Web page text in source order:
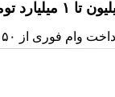
فوری از ۵۰ میلیون تا ۱ میلیارد تومان